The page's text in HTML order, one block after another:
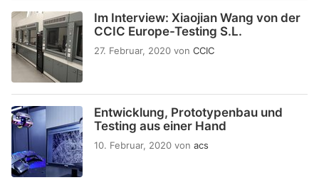
Im Interview: Xiaojian Wang von der
CCIC Europe-Testing S.L.
27. Februar, 2020 von CCIC
Entwicklung, Prototypenbau und
Testing aus einer Hand
10. Februar, 2020 von acs